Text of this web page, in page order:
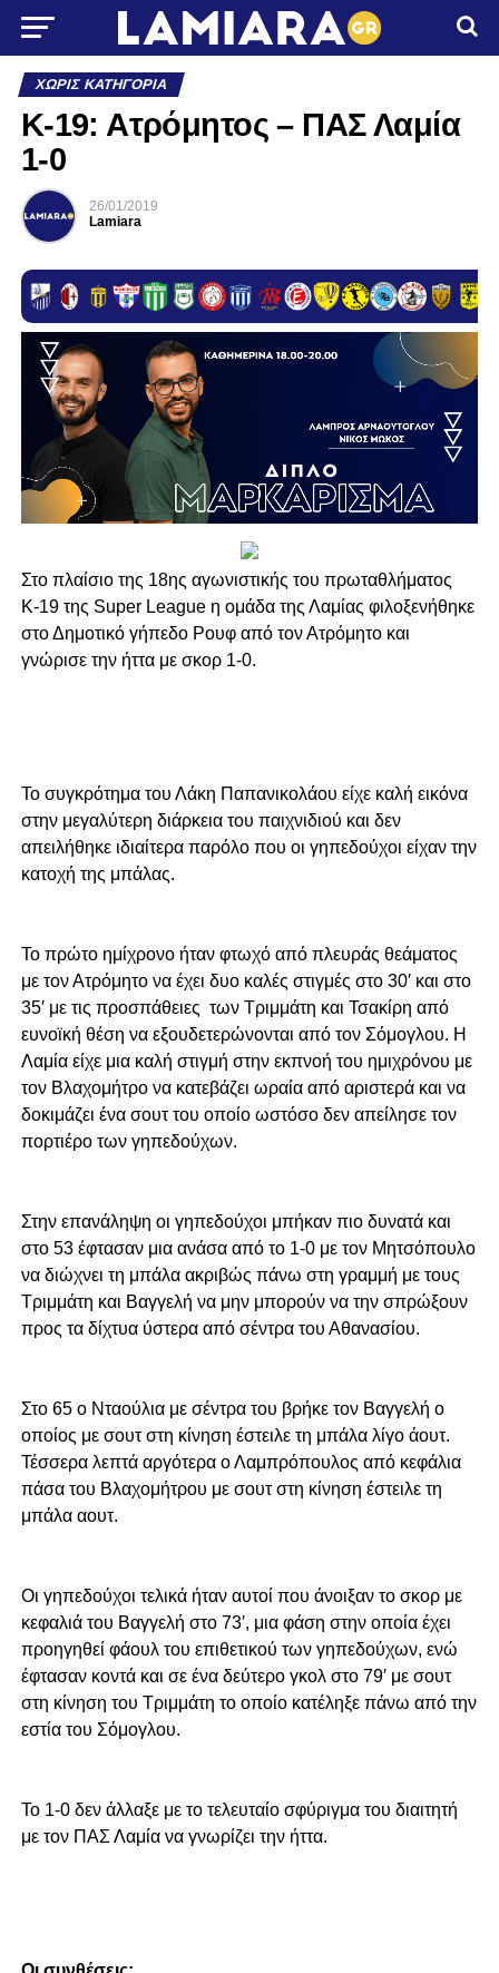
ΧΩΡΊΣ ΚΑΤΗΓΟΡΊΑ
Κ-19: Ατρόμητος – ΠΑΣ Λαμία
1-0
26/01/2019
Lamiara
Στο πλαίσιο της 18ης αγωνιστικής του πρωταθλήματος
Κ-19 της Super League η ομάδα της Λαμίας φιλοξενήθηκε
στο Δημοτικό γήπεδο Ρουφ από τον Ατρόμητο και
γνώρισε την ήττα με σκορ 1-0.
Το συγκρότημα του Λάκη Παπανικολάου είχε καλή εικόνα
στην μεγαλύτερη διάρκεια του παιχνιδιού και δεν
απειλήθηκε ιδιαίτερα παρόλο που οι γηπεδούχοι είχαν την
κατοχή της μπάλας.
Το πρώτο ημίχρονο ήταν φτωχό από πλευράς θεάματος
με τον Ατρόμητο να έχει δυο καλές στιγμές στο 30′ και στο
35′ με τις προσπάθειες των Τριμμάτη και Τσακίρη από
ευνοϊκή θέση να εξουδετερώνονται από τον Σόμογλου. Η
Λαμία είχε μια καλή στιγμή στην εκπνοή του ημιχρόνου με
τον Βλαχομήτρο να κατεβάζει ωραία από αριστερά και να
δοκιμάζει ένα σουτ του οποίο ωστόσο δεν απείλησε τον
πορτιέρο των γηπεδούχων.
Στην επανάληψη οι γηπεδούχοι μπήκαν πιο δυνατά και
στο 53 έφτασαν μια ανάσα από το 1-0 με τον Μητσόπουλο
να διώχνει τη μπάλα ακριβώς πάνω στη γραμμή με τους
Τριμμάτη και Βαγγελή να μην μπορούν να την σπρώξουν
προς τα δίχτυα ύστερα από σέντρα του Αθανασίου.
Στο 65 ο Νταούλια με σέντρα του βρήκε τον Βαγγελή ο
οποίος με σουτ στη κίνηση έστειλε τη μπάλα λίγο άουτ.
Τέσσερα λεπτά αργότερα ο Λαμπρόπουλος από κεφάλια
πάσα του Βλαχομήτρου με σουτ στη κίνηση έστειλε τη
μπάλα αουτ.
Οι γηπεδούχοι τελικά ήταν αυτοί που άνοιξαν το σκορ με
κεφαλιά του Βαγγελή στο 73′, μια φάση στην οποία έχει
προηγηθεί φάουλ του επιθετικού των γηπεδούχων, ενώ
έφτασαν κοντά και σε ένα δεύτερο γκολ στο 79′ με σουτ
στη κίνηση του Τριμμάτη το οποίο κατέληξε πάνω από την
εστία του Σόμογλου.
Το 1-0 δεν άλλαξε με το τελευταίο σφύριγμα του διαιτητή
με τον ΠΑΣ Λαμία να γνωρίζει την ήττα.